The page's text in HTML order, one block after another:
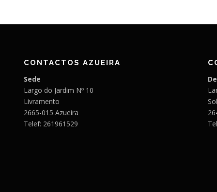
CONTACTOS AZUEIRA
Sede
Largo do Jardim Nº 10
Livramento
2665-015 Azueira
Telef: 261961529